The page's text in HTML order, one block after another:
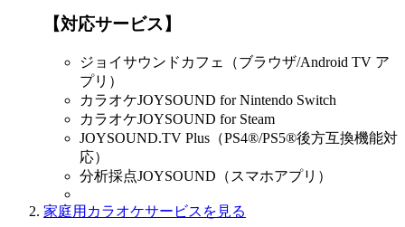
【対応サービス】
ジョイサウンドカフェ（ブラウザ/Android TV ア
プリ）
カラオケJOYSOUND for Nintendo Switch
カラオケJOYSOUND for Steam
JOYSOUND.TV Plus（PS4®/PS5®後方互換機能対
応）
分析採点JOYSOUND（スマホアプリ）
家庭用カラオケサービスを見る